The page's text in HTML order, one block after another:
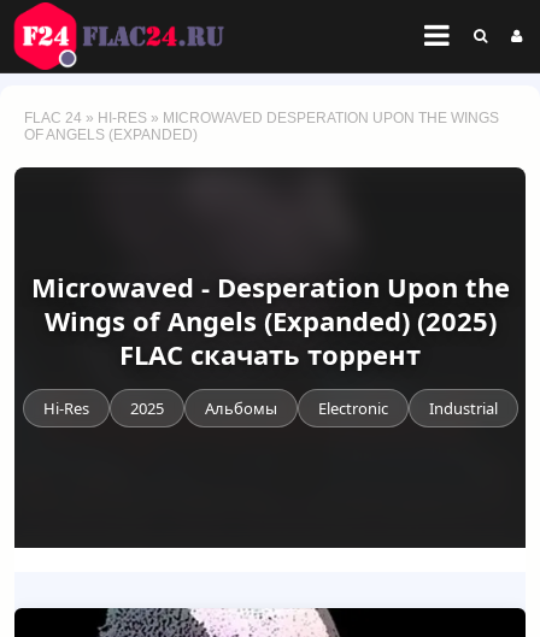
FLAC 24 » HI-RES » MICROWAVED DESPERATION UPON THE WINGS
OF ANGELS (EXPANDED)
Microwaved - Desperation Upon the
Wings of Angels (Expanded) (2025)
FLAC скачать торрент
Hi-Res 2025 Альбомы Electronic Industrial